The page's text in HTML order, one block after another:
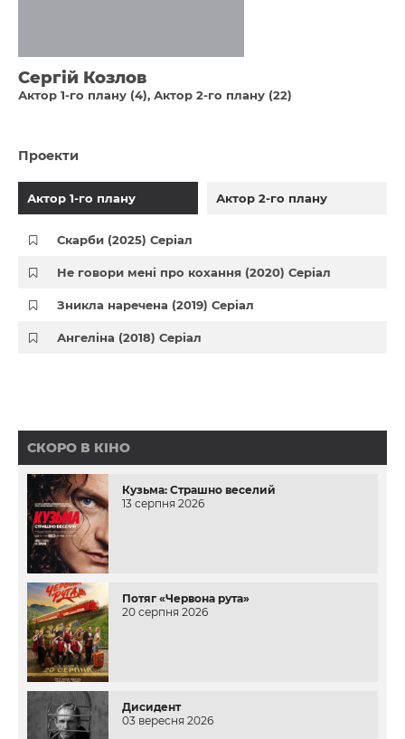
Сергій Козлов
Актор 1-го плану (4) Актор 2-го плану (22)
Проекти
Актор 1-го плану Актор 2-го плану
Скарби (2025) Серіал
Не говори мені про кохання (2020) Серіал
Зникла наречена (2019) Серіал
Ангеліна (2018) Серіал
СКОРО В КІНО
Кузьма: Страшно веселий
13 серпня 2026
Потяг «Червона рута»
20 серпня 2026
Дисидент
03 вересня 2026